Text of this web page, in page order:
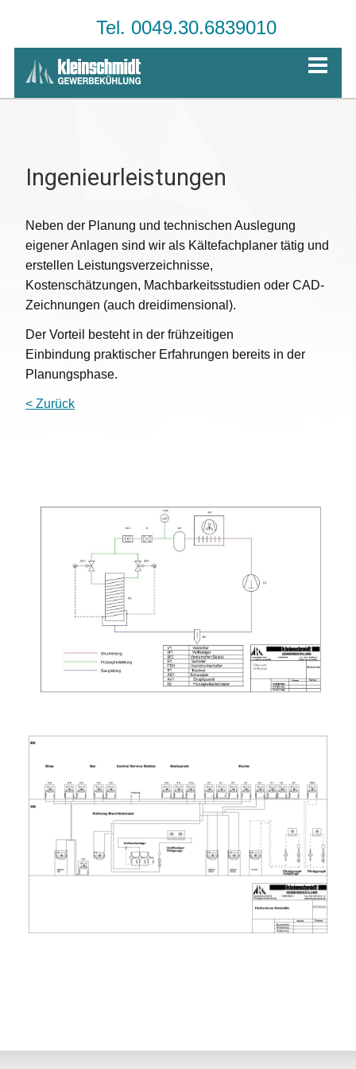
Tel. 0049.30.6839010
Ingenieurleistungen
Neben der Planung und technischen Auslegung
eigener Anlagen sind wir als Kältefachplaner tätig und
erstellen Leistungsverzeichnisse,
Kostenschätzungen, Machbarkeitsstudien oder CAD-
Zeichnungen (auch dreidimensional).
Der Vorteil besteht in der frühzeitigen
Einbindung praktischer Erfahrungen bereits in der
Planungsphase.
< Zurück